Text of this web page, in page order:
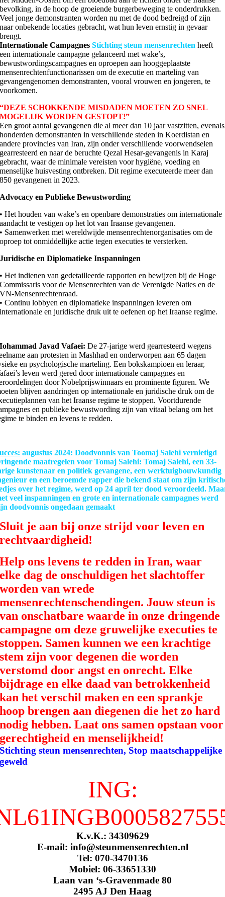
bevolking, in de hoop de groeiende burgerbeweging te onderdrukken.
Veel jonge demonstranten worden nu met de dood bedreigd of zijn
naar onbekende locaties gebracht, wat hun leven ernstig in gevaar
brengt.
Internationale CampagnesStichting steun mensenrechten heeft
een internationale campagne gelanceerd met wake’s,
bewustwordingscampagnes en oproepen aan hooggeplaatste
mensenrechtenfunctionarissen om de executie en marteling van
gevangengenomen demonstranten, vooral vrouwen en jongeren, te
voorkomen.
“DEZE SCHOKKENDE MISDADEN MOETEN ZO SNEL
MOGELIJK WORDEN GESTOPT!”
Een groot aantal gevangenen die al meer dan 10 jaar vastzitten, evenals
honderden demonstranten in verschillende steden in Koerdistan en
andere provincies van Iran, zijn onder verschillende voorwendselen
gearresteerd en naar de beruchte Qezal Hesar-gevangenis in Karaj
gebracht, waar de minimale vereisten voor hygiëne, voeding en
menselijke huisvesting ontbreken. Dit regime executeerde meer dan
850 gevangenen in 2023.
Advocacy en Publieke Bewustwording
• Het houden van wake’s en openbare demonstraties om internationale
aandacht te vestigen op het lot van Iraanse gevangenen.
• Samenwerken met wereldwijde mensenrechtenorganisaties om de
oproep tot onmiddellijke actie tegen executies te versterken.
Juridische en Diplomatieke Inspanningen
• Het indienen van gedetailleerde rapporten en bewijzen bij de Hoge
Commissaris voor de Mensenrechten van de Verenigde Naties en de
VN-Mensenrechtenraad.
• Continu lobbyen en diplomatieke inspanningen leveren om
internationale en juridische druk uit te oefenen op het Iraanse regime.
Javad Vafaei: De 27-jarige werd gearresteerd wegens
aan protesten in Mashhad en onderworpen aan 65 dagen
en psychologische marteling. Een bokskampioen en leraar,
leven werd gered door internationale campagnes en
door Nobelprijswinnaars en prominente figuren. We
blijven aandringen op internationale en juridische druk om de
van het Iraanse regime te stoppen. Voortdurende
en publieke bewustwording zijn van vitaal belang om het
te binden en levens te redden.
augustus 2024: Doodvonnis van Toomaj Salehi vernietigd
maatregelen voor Tomaj Salehi: Tomaj Salehi, een 33-
kunstenaar en politiek gevangene, een werktuigbouwkundig
en een beroemde rapper die bekend staat om zijn
over het regime, werd op 24 april ter dood veroordeeld.
veel inspanningen en grote en internationale campagnes werd
doodvonnis ongedaan gemaakt
Sluit je aan bij onze strijd voor leven en
rechtvaardigheid!
Help ons levens te redden in Iran, waar
elke dag de onschuldigen het slachtoffer
worden van wrede
mensenrechtenschendingen. Jouw steun is
van onschatbare waarde in onze dringende
campagne om deze gruwelijke executies te
stoppen. Samen kunnen we een krachtige
stem zijn voor degenen die worden
verstomd door angst en onrecht. Elke
bijdrage en elke daad van betrokkenheid
kan het verschil maken en een sprankje
hoop brengen aan diegenen die het zo hard
nodig hebben. Laat ons samen opstaan voor
gerechtigheid en menselijkheid!
Stichting steun mensenrechten, Stop maatschappelijke
geweld
ING:
K.v.K.: 34309629
E-mail: info@steunmensenrechten.nl
Tel: 070-3470136
Mobiel: 06-33651330
Laan van ‘s-Gravenmade 80
2495 AJ Den Haag